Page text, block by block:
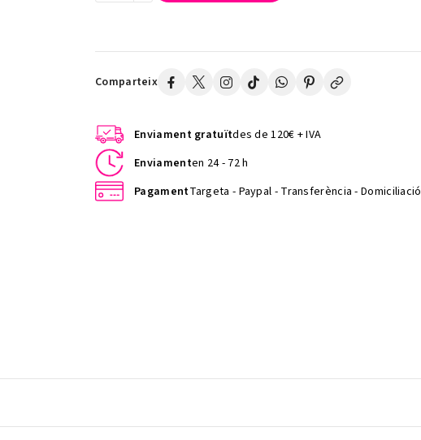
Comparteix
Enviament gratuïtdes de 120€ + IVA
Enviamenten 24 - 72 h
PagamentTargeta - Paypal - Transferència - Domiciliació